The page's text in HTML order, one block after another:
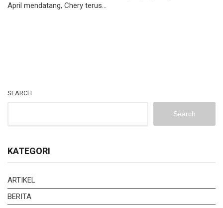
April mendatang, Chery terus…
SEARCH
Search
KATEGORI
ARTIKEL
BERITA